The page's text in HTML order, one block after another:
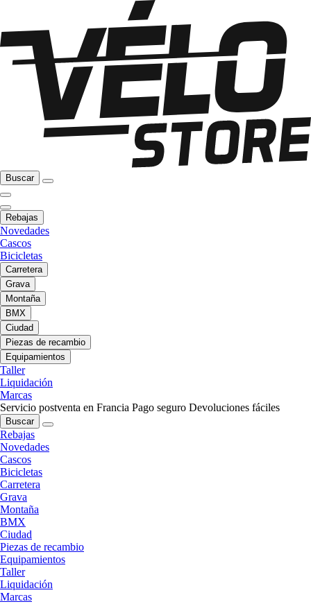
Buscar
Rebajas
Novedades
Cascos
Bicicletas
Carretera
Grava
Montaña
BMX
Ciudad
Piezas de recambio
Equipamientos
Taller
Liquidación
Marcas
Servicio postventa en Francia Pago seguro Devoluciones fáciles
Buscar
Rebajas
Novedades
Cascos
Bicicletas
Carretera
Grava
Montaña
BMX
Ciudad
Piezas de recambio
Equipamientos
Taller
Liquidación
Marcas